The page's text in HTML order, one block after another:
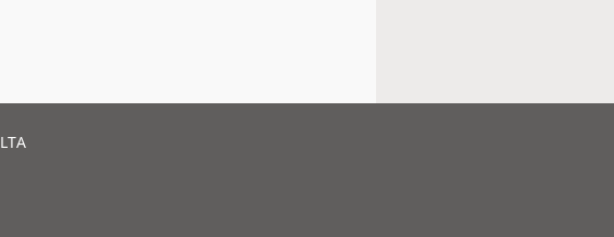
LTA